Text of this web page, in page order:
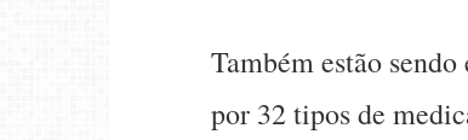
Também estão
por 32 tipos de